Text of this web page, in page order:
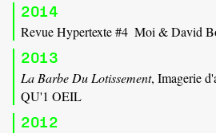
2014
Revue Hypertexte #4  Moi & David
2013
La Barbe Du Lotissement, Imagerie
QU'1 OEIL
2012